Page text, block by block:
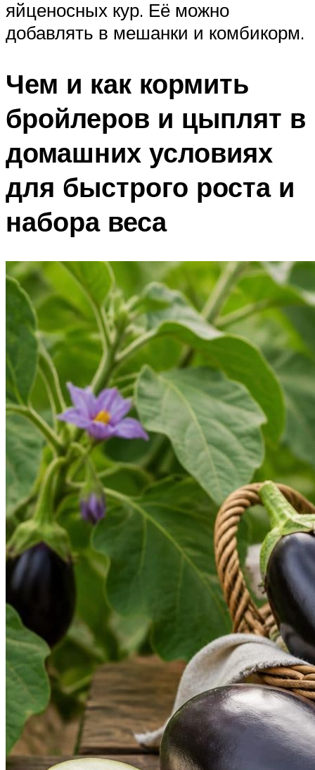
яйценосных кур. Её можно
добавлять в мешанки и комбикорм.
Чем и как кормить
бройлеров и цыплят в
домашних условиях
для быстрого роста и
набора веса